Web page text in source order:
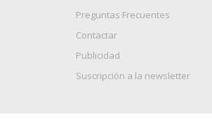
Preguntas Frecuentes
Contactar
Publicidad
Suscripción a la newsletter